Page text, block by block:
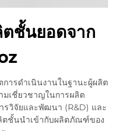
ชั้นยอดจาก
ารดำเนินงานในฐานะผู้ผลิต
มเชี่ยวชาญในการผลิต
รวิจัยและพัฒนา (R&D) และ
ตชั้นนำเข้ากับผลิตภัณฑ์ของ